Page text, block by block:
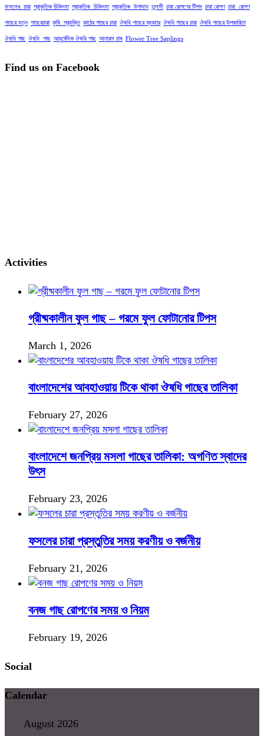
ফসলের_চারা প্রাকৃতিক চিকিৎসা প্রাকৃতিক_চিকিৎসা প্রাকৃতিক_উপাদান তুলসী চারা রোপণের টিপস চারা রোপণ চারা_রোপণ
গাছের যত্ন গাছেরচারা কৃষি_প্রযুক্তি কাঠের গাছের চারা ঔষধি গাছের ব্যবহার ঔষধি গাছের চারা ঔষধি গাছের উপকারিতা
ঔষধি গাছ ঔষধি_গাছ আয়ুর্বেদিক ঔষধি গাছ আনারস চাষ Flower Tree Saplings
Find us on Facebook
Activities
গ্রীষ্মকালীন ফুল গাছ – গরমে ফুল ফোটানোর টিপস
March 1, 2026
বাংলাদেশের আবহাওয়ায় টিকে থাকা ঔষধি গাছের তালিকা
February 27, 2026
বাংলাদেশে জনপ্রিয় মসলা গাছের তালিকা: অগণিত স্বাদের
উৎস
February 23, 2026
ফসলের চারা প্রস্তুতির সময় করণীয় ও বর্জনীয়
February 21, 2026
বনজ গাছ রোপণের সময় ও নিয়ম
February 19, 2026
Social
Calendar
August 2026